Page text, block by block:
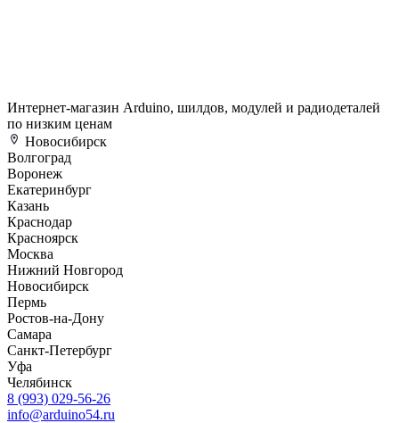
Интернет-магазин Arduino, шилдов, модулей и радиодеталей
по низким ценам
Новосибирск
Волгоград
Воронеж
Екатеринбург
Казань
Краснодар
Красноярск
Москва
Нижний Новгород
Новосибирск
Пермь
Ростов-на-Дону
Самара
Санкт-Петербург
Уфа
Челябинск
8 (993) 029-56-26
info@arduino54.ru